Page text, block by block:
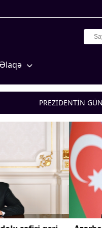
Əlaqə
PREZİDENTİN